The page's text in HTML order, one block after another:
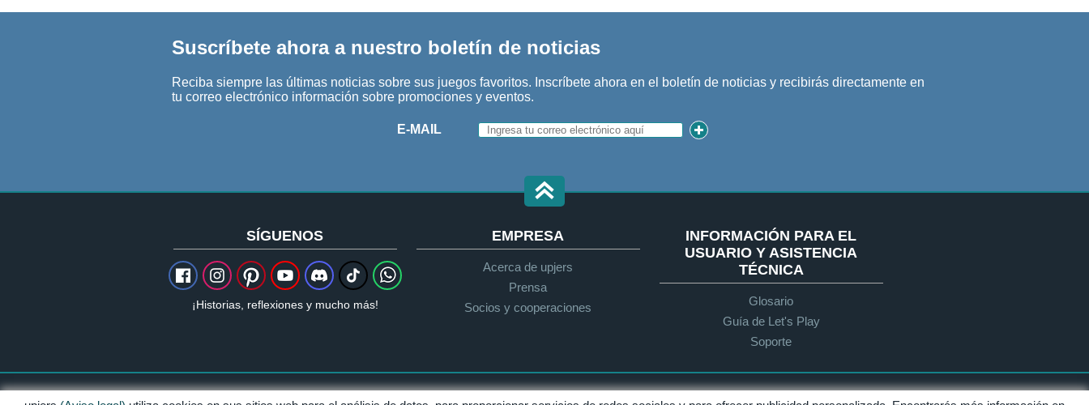
Suscríbete ahora a nuestro boletín de noticias
Reciba siempre las últimas noticias sobre sus juegos favoritos. Inscríbete ahora en el boletín de noticias y recibirás directamente en
tu correo electrónico información sobre promociones y eventos.
E-MAIL
SÍGUENOS
¡Historias, reflexiones y mucho más!
EMPRESA
Acerca de upjers
Prensa
Socios y cooperaciones
INFORMACIÓN PARA EL
USUARIO Y ASISTENCIA
TÉCNICA
Glosario
Guía de Let's Play
Soporte